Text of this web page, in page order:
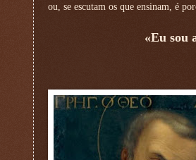
ou, se escutam os que ensinam, é
«Eu sou